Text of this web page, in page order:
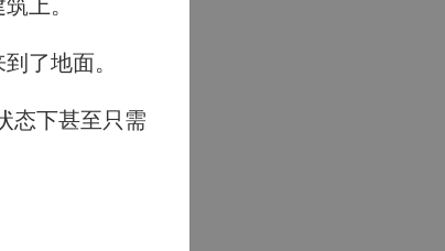
上。
了地面。
态下甚至只需